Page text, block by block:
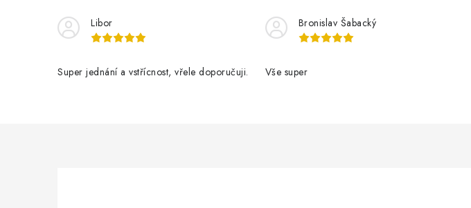
Libor
Super jednání a vstřícnost, vřele doporučuji.
Bronislav Šabacký
Vše super